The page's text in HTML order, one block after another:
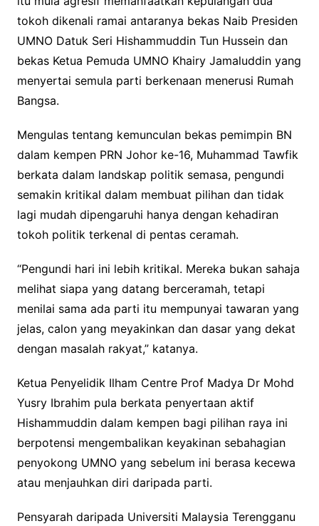
tokoh dikenali ramai antaranya bekas Naib Presiden
UMNO Datuk Seri Hishammuddin Tun Hussein dan
bekas Ketua Pemuda UMNO Khairy Jamaluddin yang
menyertai semula parti berkenaan menerusi Rumah
Bangsa.
Mengulas tentang kemunculan bekas pemimpin BN
dalam kempen PRN Johor ke-16, Muhammad Tawfik
berkata dalam landskap politik semasa, pengundi
semakin kritikal dalam membuat pilihan dan tidak
lagi mudah dipengaruhi hanya dengan kehadiran
tokoh politik terkenal di pentas ceramah.
“Pengundi hari ini lebih kritikal. Mereka bukan sahaja
melihat siapa yang datang berceramah, tetapi
menilai sama ada parti itu mempunyai tawaran yang
jelas, calon yang meyakinkan dan dasar yang dekat
dengan masalah rakyat,” katanya.
Ketua Penyelidik Ilham Centre Prof Madya Dr Mohd
Yusry Ibrahim pula berkata penyertaan aktif
Hishammuddin dalam kempen bagi pilihan raya ini
berpotensi mengembalikan keyakinan sebahagian
penyokong UMNO yang sebelum ini berasa kecewa
atau menjauhkan diri daripada parti.
Pensyarah daripada Universiti Malaysia Terengganu